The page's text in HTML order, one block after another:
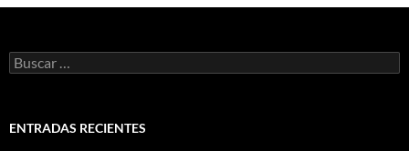
Buscar:
ENTRADAS RECIENTES